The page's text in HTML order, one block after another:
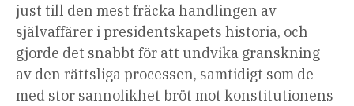
just till den mest fräcka handlingen av
självaffärer i presidentskapets historia, och
gjorde det snabbt för att undvika granskning
av den rättsliga processen, samtidigt som de
med stor sannolikhet bröt mot konstitutionens